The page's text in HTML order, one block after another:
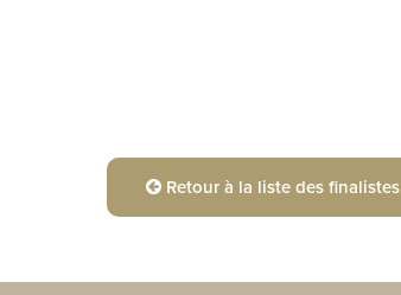
Retour à la liste des finalistes